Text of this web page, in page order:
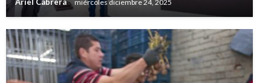
miércoles diciembre 24, 2025